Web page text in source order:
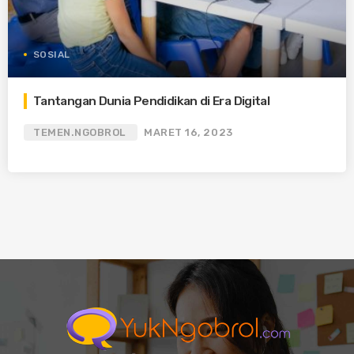
SOSIAL
Tantangan Dunia Pendidikan di Era Digital
TEMEN.NGOBROL MARET 16, 2023